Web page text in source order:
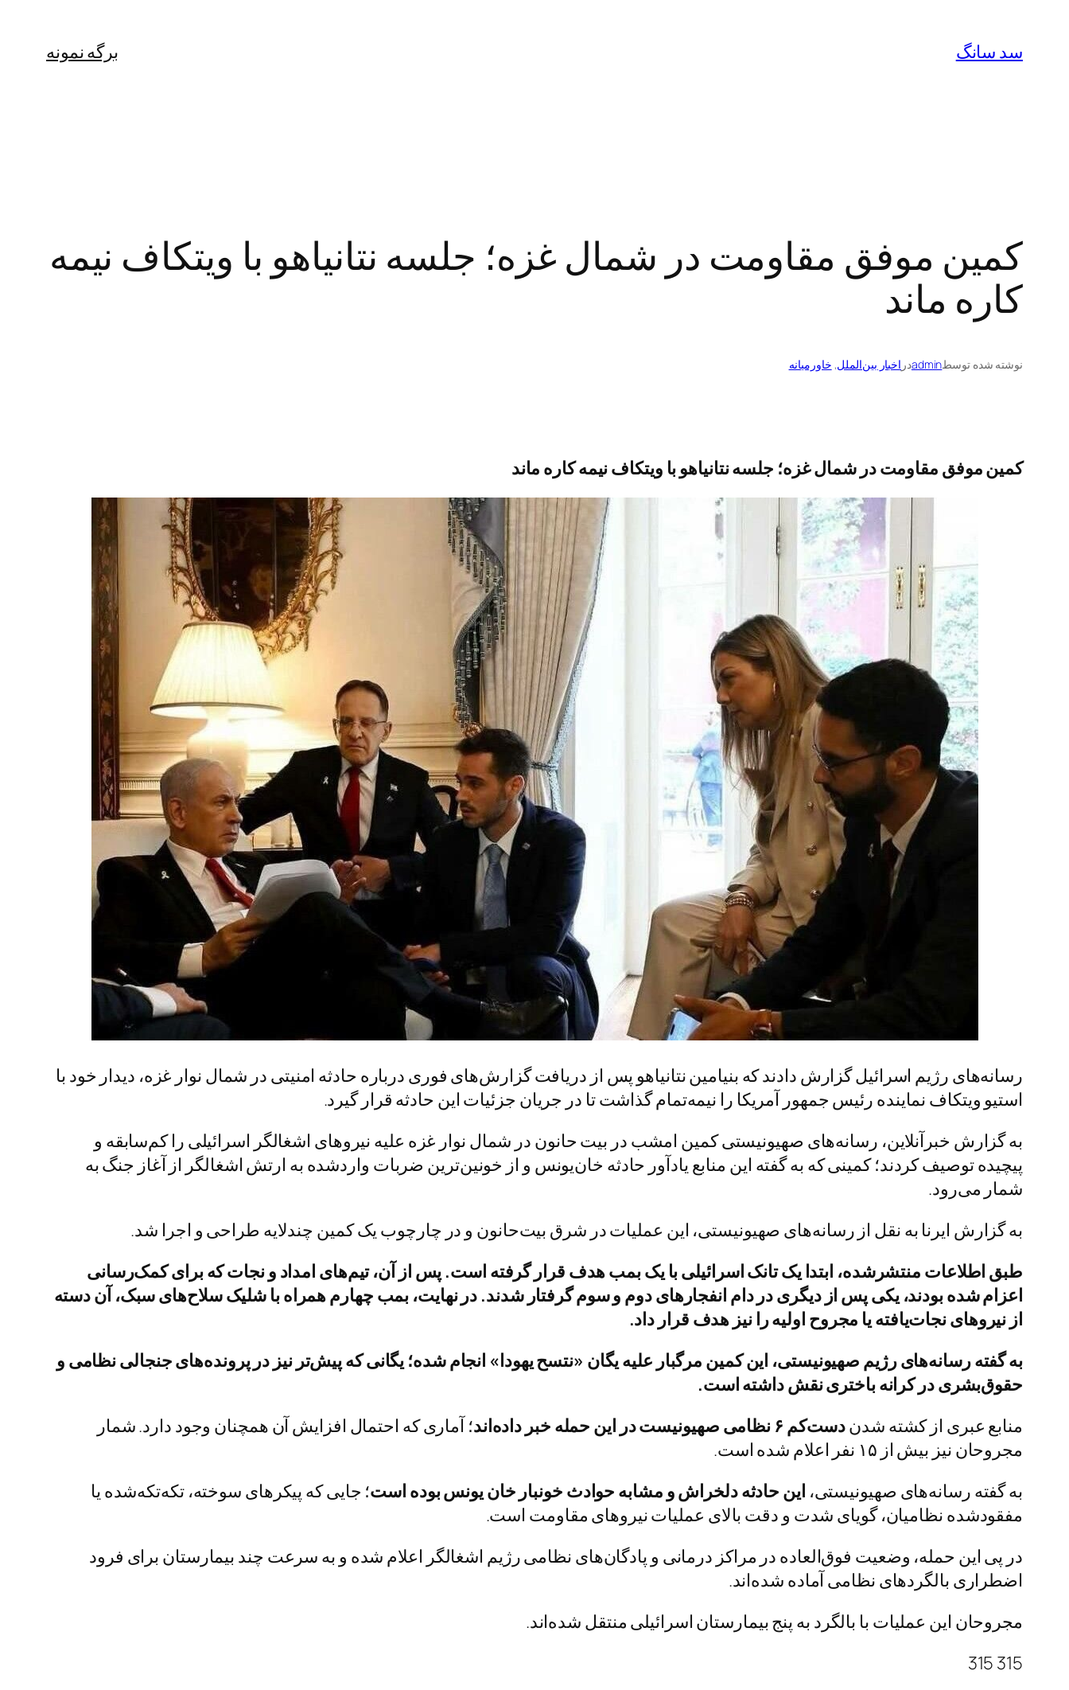
سد سانگ برگه نمونه
کمین موفق مقاومت در شمال غزه؛ جلسه نتانیاهو با ویتکاف نیمه
کاره ماند
نوشته شده توسطadminدر اخبار بین‌الملل, خاورمیانه
کمین موفق مقاومت در شمال غزه؛ جلسه نتانیاهو با ویتکاف نیمه کاره ماند
رسانه‌های رژیم اسرائیل گزارش دادند که بنیامین نتانیاهو پس از دریافت گزارش‌های فوری درباره حادثه امنیتی در شمال نوار غزه، دیدار خود با
استیو ویتکاف نماینده رئیس جمهور آمریکا را نیمه‌تمام گذاشت تا در جریان جزئیات این حادثه قرار گیرد.
به گزارش خبرآنلاین، رسانه‌های صهیونیستی کمین امشب در بیت حانون در شمال نوار غزه علیه نیروهای اشغالگر اسرائیلی را کم‌سابقه و
پیچیده توصیف کردند؛ کمینی که به گفته این منابع یادآور حادثه خان‌یونس و از خونین‌ترین ضربات واردشده به ارتش اشغالگر از آغاز جنگ به
شمار می‌رود.
به گزارش ایرنا به نقل از رسانه‌های صهیونیستی، این عملیات در شرق بیت‌حانون و در چارچوب یک کمین چندلایه طراحی و اجرا شد.
طبق اطلاعات منتشرشده، ابتدا یک تانک اسرائیلی با یک بمب هدف قرار گرفته است. پس از آن، تیم‌های امداد و نجات که برای کمک‌رسانی
اعزام شده بودند، یکی پس از دیگری در دام انفجارهای دوم و سوم گرفتار شدند. در نهایت، بمب چهارم همراه با شلیک سلاح‌های سبک، آن دسته
از نیروهای نجات‌یافته یا مجروح اولیه را نیز هدف قرار داد.
به‌ گفته‌ رسانه‌های رژیم صهیونیستی، این کمین مرگبار علیه یگان «نتسح یهودا» انجام شده؛ یگانی که پیش‌تر نیز در پرونده‌های جنجالی نظامی و
حقوق‌بشری در کرانه باختری نقش داشته است.
منابع عبری از کشته شدندست‌کم ۶ نظامی صهیونیست در این حمله خبر داده‌اند
؛ آماری که احتمال افزایش آن همچنان وجود دارد. شمار
مجروحان نیز بیش از ۱۵ نفر اعلام شده است.
به گفته رسانه‌های صهیونیستی، این حادثه دلخراش و مشابه حوادث خونبار خان‌ یونس بوده است؛ جایی که پیکرهای سوخته، تکه‌تکه‌شده یا
مفقودشده نظامیان، گویای شدت و دقت بالای عملیات نیروهای مقاومت است.
در پی این حمله، وضعیت فوق‌العاده در مراکز درمانی و پادگان‌های نظامی رژیم اشغالگر اعلام شده و به‌ سرعت چند بیمارستان برای فرود
اضطراری بالگردهای نظامی آماده شده‌اند.
مجروحان این عملیات با بالگرد به پنج بیمارستان اسرائیلی منتقل شده‌اند.
315 315